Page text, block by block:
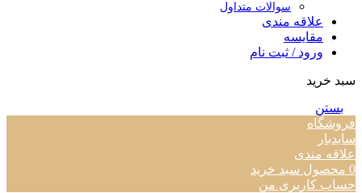
سوالات متداول
علاقه مندی
مقایسه
ورود / ثبت نام
سبد خرید
بستن
فروشگاه
سایدبار
علاقه مندی
0 محصول سبد خرید
حساب کاربری من